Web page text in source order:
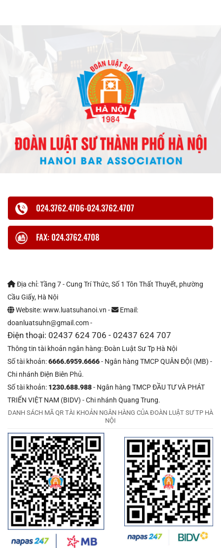
024.3762.4706-024.3762.4707
FAX: 024.3762.4708
Địa chỉ: Tầng 7 - Cung Trí Thức, Số 1 Tôn Thất Thuyết, phường
Cầu Giấy, Hà Nội
Website: www.luatsuhanoi.vn -
Email:
doanluatsuhn@gmail.com -
Điện thoại: 02437 624 706 - 02437 624 707
Thông tin tài khoản ngân hàng: Đoàn Luật Sư Tp Hà Nội
Số tài khoản:6666.6959.6666- Ngân hàng TMCP QUÂN ĐỘI (MB) -
Chi nhánh Điện Biên Phủ.
Số tài khoản: 1230.688.988- Ngân hàng TMCP ĐẦU TƯ VÀ PHÁT
TRIỂN VIỆT NAM (BIDV) - Chi nhánh Quang Trung.
DANH SÁCH MÃ QR TÀI KHOẢN NGÂN HÀNG CỦA ĐOÀN LUẬT SƯ TP HÀ
NỘI